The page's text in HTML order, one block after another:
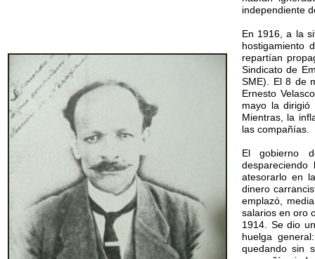
independiente
En 1916, a la
hostigamiento
repartían
Sindicato de
SME). El 8 de
Ernesto
mayo la dirigió
Mientras, la
las compañías.
El gobierno
atesorarlo en
dinero
emplazó,
salarios en oro
1914. Se dio
huelga
quedando sin